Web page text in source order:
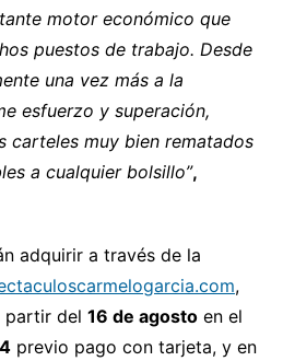
motor económico que
puestos de trabajo. Desde
una vez más a la
esfuerzo y superación,
carteles muy bien rematados
a cualquier bolsillo”,
adquirir a través de la
,
partir del 16 de agostoen el
previo pago con tarjeta, y en